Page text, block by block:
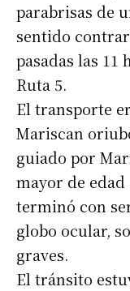
parabrisas de
sentido
pasadas las 11
Ruta 5.
El transporte
Mariscan
guiado por
mayor de
terminó con
globo ocular,
graves.
El tránsito